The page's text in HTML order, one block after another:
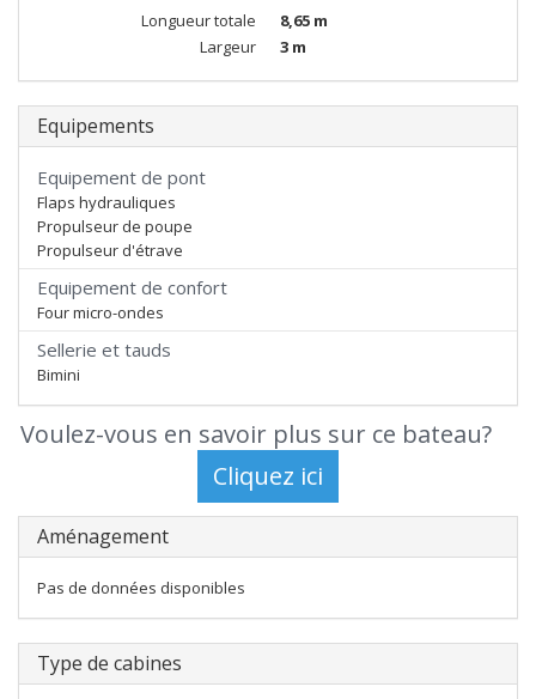
Longueur totale
8,65 m
Largeur
3 m
Equipements
Equipement de pont
Flaps hydrauliques
Propulseur de poupe
Propulseur d'étrave
Equipement de confort
Four micro-ondes
Sellerie et tauds
Bimini
Voulez-vous en savoir plus sur ce bateau?
Aménagement
Pas de données disponibles
Type de cabines